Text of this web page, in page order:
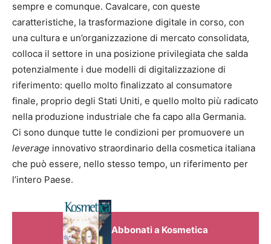
sempre e comunque. Cavalcare, con queste
caratteristiche, la trasformazione digitale in corso, con
una cultura e un’organizzazione di mercato consolidata,
colloca il settore in una posizione privilegiata che salda
potenzialmente i due modelli di digitalizzazione di
riferimento: quello molto finalizzato al consumatore
finale, proprio degli Stati Uniti, e quello molto più radicato
nella produzione industriale che fa capo alla Germania.
Ci sono dunque tutte le condizioni per promuovere un
leverage innovativo straordinario della cosmetica italiana
che può essere, nello stesso tempo, un riferimento per
l’intero Paese.
Abbonati a Kosmetica